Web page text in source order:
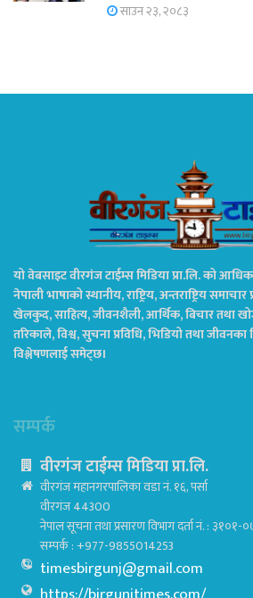
साउन २३, २०८३
यो वेबसाइट वीरगंज टाईम्स मिडिया प्रा.लि. को
नेपाली भाषाको स्थानीय, राष्ट्रिय, अन्तराष्ट्रिय
खेलकुद, साहित्य, जीवनशैली, आर्थिक, बिचार तथा
तरिकाले, विश्व, सुचना प्रविधि, भिडियो तथा
विश्लेषणलाई समेट्छ।
सम्पर्क
वीरगंज टाईम्स मिडिया प्रा.लि.
वीरगंज महानगरपालिका वडा नं. १६, पर्सा
वीरगंज 44300
नेपाल सूचना तथा प्रसारण विभाग दर्ता नं. :
सम्पर्क : +977-9855014253
timesbirgunj@gmail.com